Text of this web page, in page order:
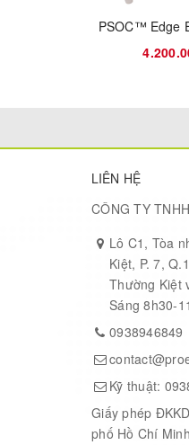
Operating
LIÊN HỆ
CÔNG TY
Lô C1, Tòa
Kiệt, P. 7,
Thường Kiệt
Sáng 8h30-
0938946849
Kỹ thuật:
Giấy phép
phố Hồ Chí